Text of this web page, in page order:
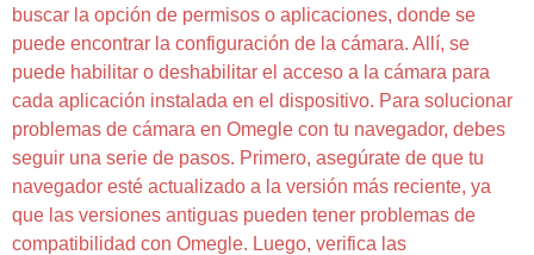
buscar la opción de permisos o aplicaciones, donde se
puede encontrar la configuración de la cámara. Allí, se
puede habilitar o deshabilitar el acceso a la cámara para
cada aplicación instalada en el dispositivo. Para solucionar
problemas de cámara en Omegle con tu navegador, debes
seguir una serie de pasos. Primero, asegúrate de que tu
navegador esté actualizado a la versión más reciente, ya
que las versiones antiguas pueden tener problemas de
compatibilidad con Omegle. Luego, verifica las